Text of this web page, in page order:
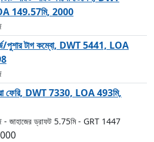
149.57মি, 2000
পুশার টাগ কম্বো, DWT 5441, LOA
ফেরি, DWT 7330, LOA 493মি,
- জাহাজের ড্রাফট 5.75মি - GRT 1447